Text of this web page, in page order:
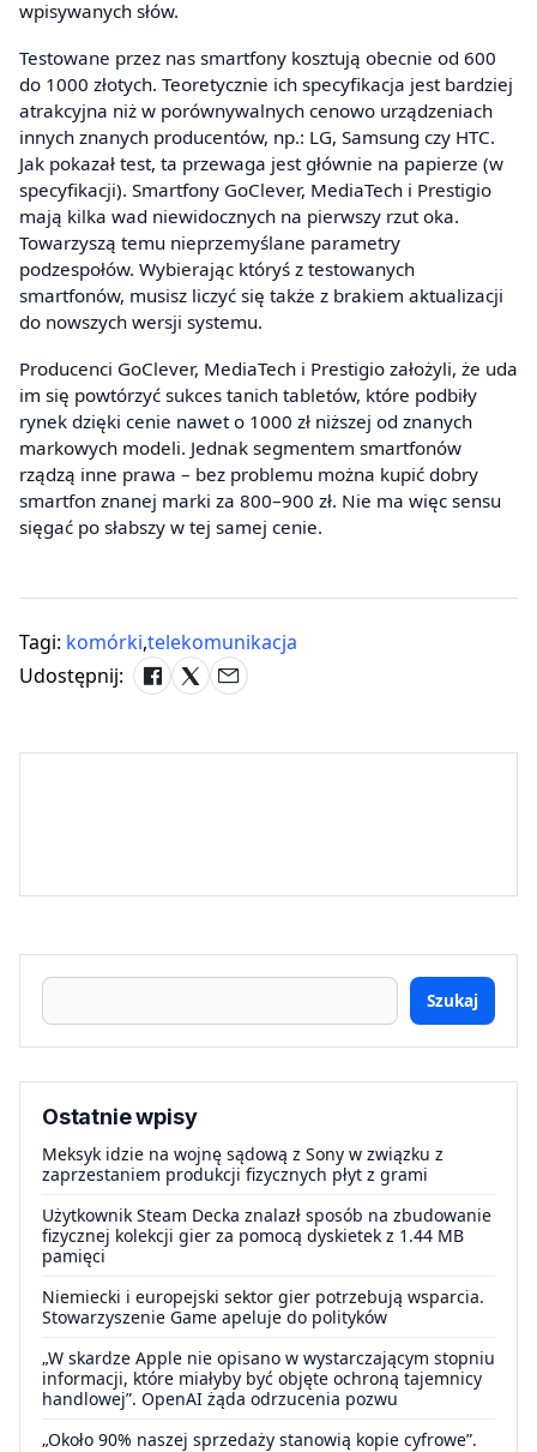
wpisywanych słów.
Testowane przez nas smartfony kosztują obecnie od 600
do 1000 złotych. Teoretycznie ich specyfikacja jest bardziej
atrakcyjna niż w porównywalnych cenowo urządzeniach
innych znanych producentów, np.: LG, Samsung czy HTC.
Jak pokazał test, ta przewaga jest głównie na papierze (w
specyfikacji). Smartfony GoClever, MediaTech i Prestigio
mają kilka wad niewidocznych na pierwszy rzut oka.
Towarzyszą temu nieprzemyślane parametry
podzespołów. Wybierając któryś z testowanych
smartfonów, musisz liczyć się także z brakiem aktualizacji
do nowszych wersji systemu.
Producenci GoClever, MediaTech i Prestigio założyli, że uda
im się powtórzyć sukces tanich tabletów, które podbiły
rynek dzięki cenie nawet o 1000 zł niższej od znanych
markowych modeli. Jednak segmentem smartfonów
rządzą inne prawa – bez problemu można kupić dobry
smartfon znanej marki za 800–900 zł. Nie ma więc sensu
sięgać po słabszy w tej samej cenie.
Tagi: komórki,telekomunikacja
Udostępnij:
Szukaj
Ostatnie wpisy
Meksyk idzie na wojnę sądową z Sony w związku z
zaprzestaniem produkcji fizycznych płyt z grami
Użytkownik Steam Decka znalazł sposób na zbudowanie
fizycznej kolekcji gier za pomocą dyskietek z 1.44 MB
pamięci
Niemiecki i europejski sektor gier potrzebują wsparcia.
Stowarzyszenie Game apeluje do polityków
„W skardze Apple nie opisano w wystarczającym stopniu
informacji, które miałyby być objęte ochroną tajemnicy
handlowej”. OpenAI żąda odrzucenia pozwu
„Około 90% naszej sprzedaży stanowią kopie cyfrowe”.